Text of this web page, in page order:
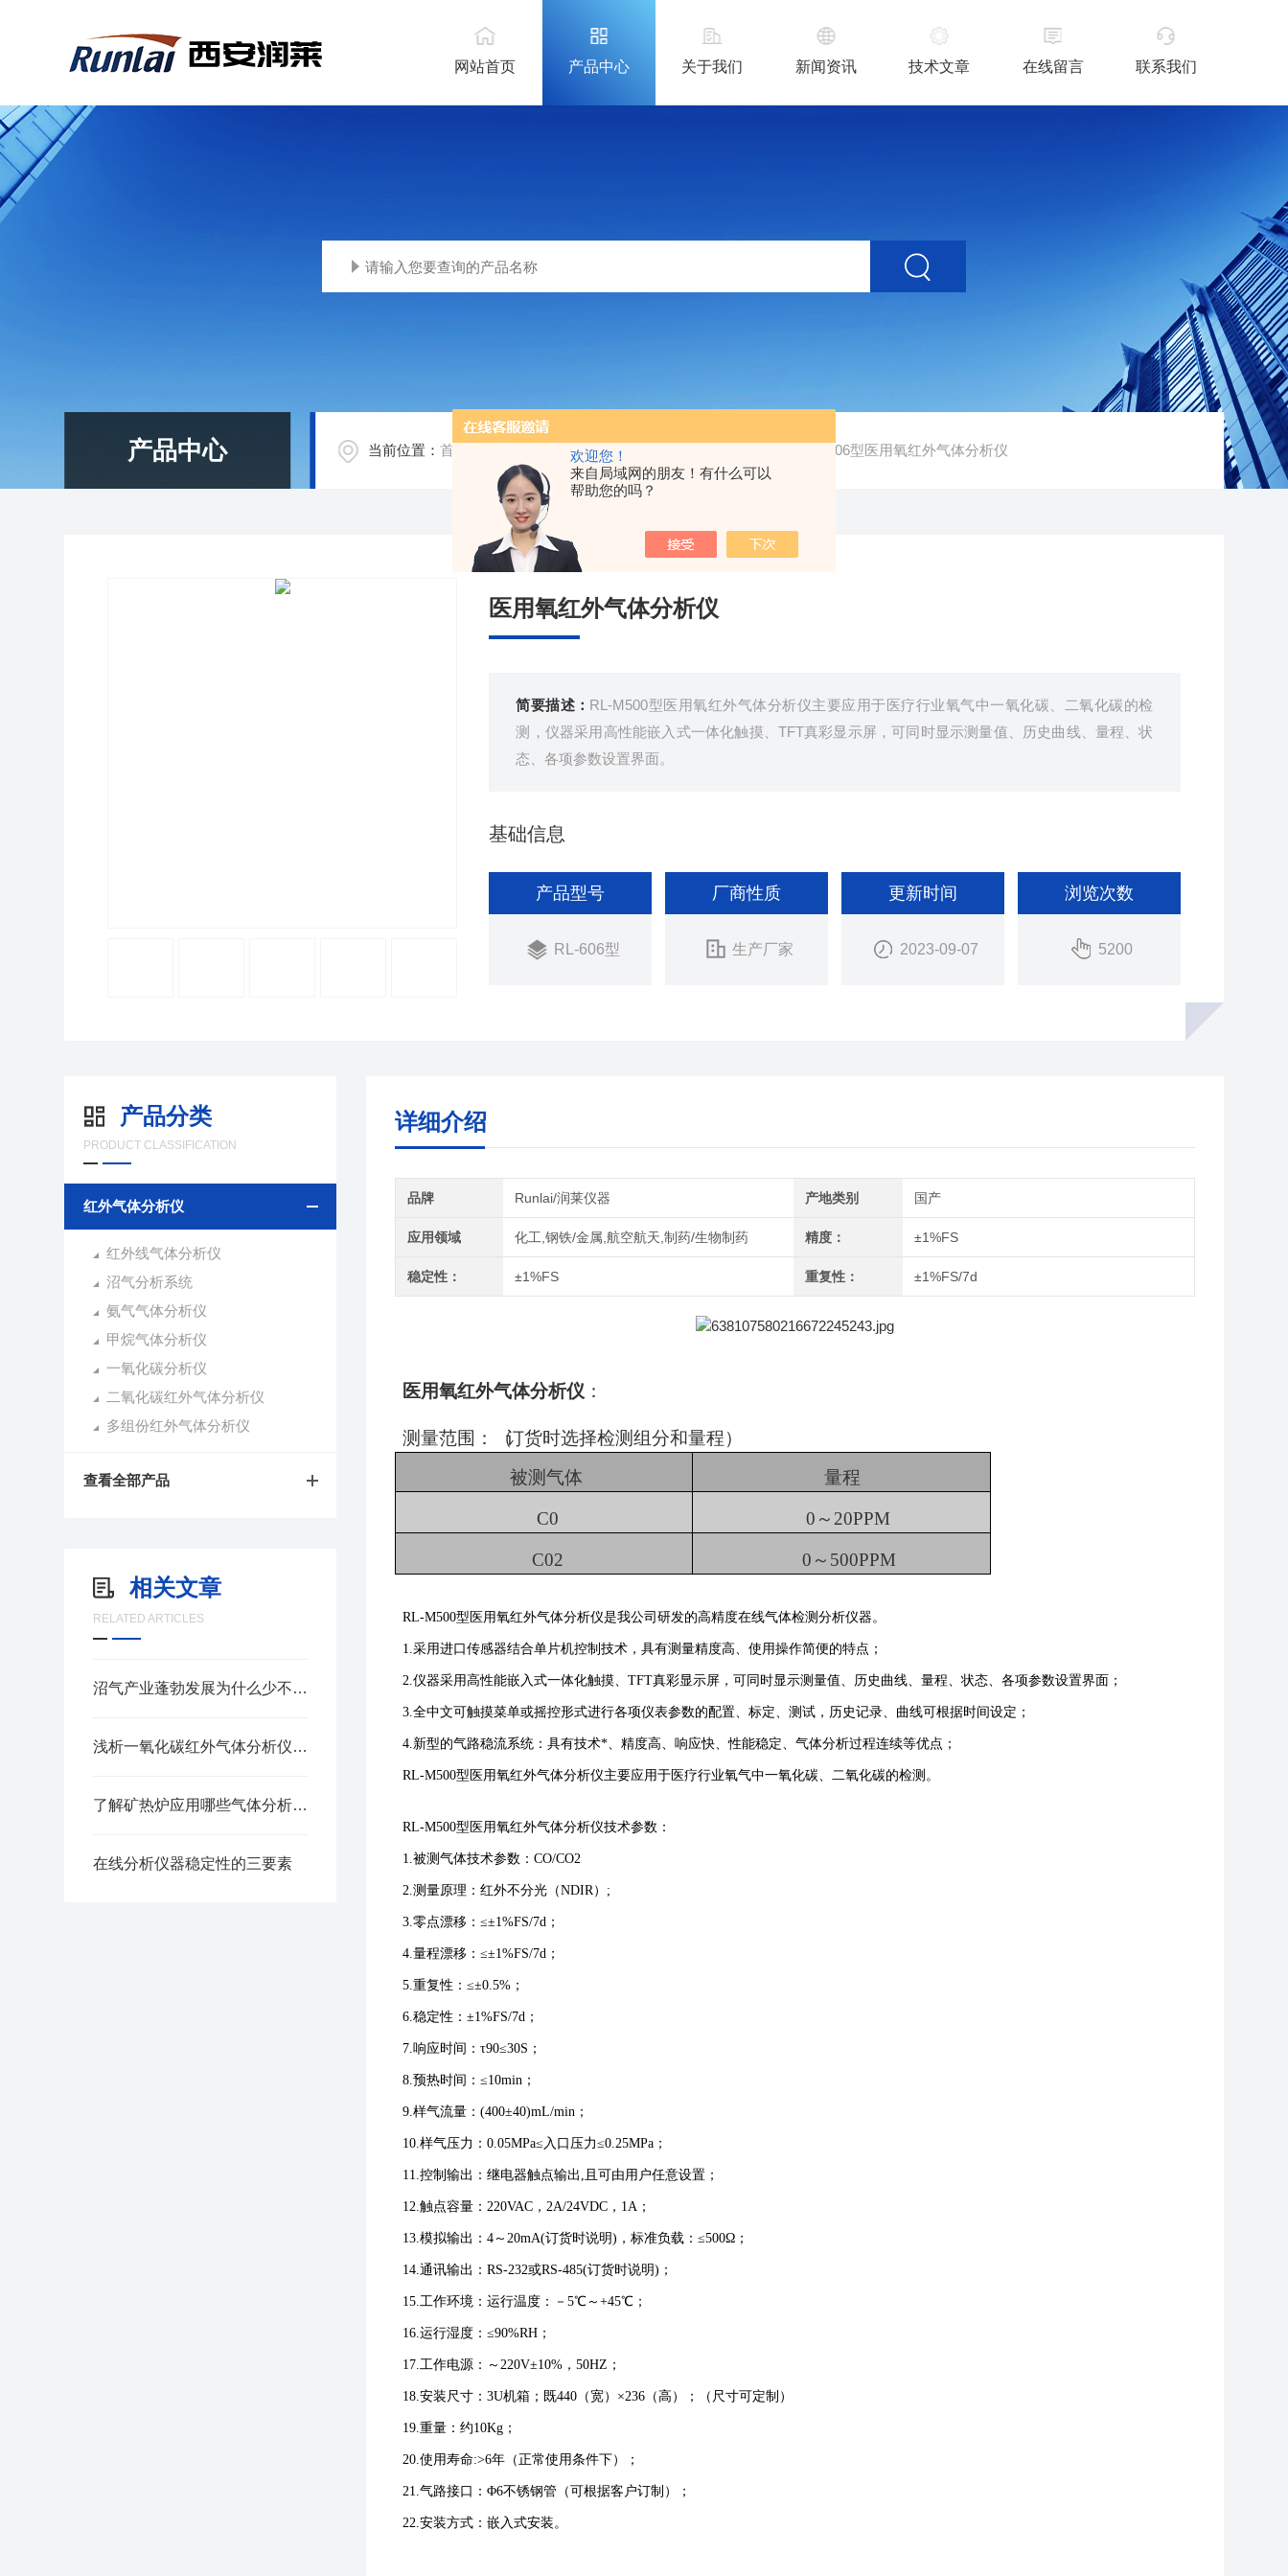
欢迎您！
来自局域网的朋友！有什么可以
帮助您的吗？
网站首页 产品中心 关于我们 新闻资讯 技术文章 在线留言 联系我们
产品中心 当前位置：首页 红外气体分析仪 / RL-606型医用氧红外气体分析仪
医用氧红外气体分析仪
简要描述： RL-M500型医用氧红外气体分析仪主要应用于医疗行业氧气中一氧化碳、二氧化碳的检
测，仪器采用高性能嵌入式一体化触摸、TFT真彩显示屏，可同时显示测量值、历史曲线、量程、状
态、各项参数设置界面。
基础信息
产品型号
RL-606型
厂商性质
生产厂家
更新时间
2023-09-07
浏览次数
5200
产品分类
PRODUCT CLASSIFICATION
红外气体分析仪
红外线气体分析仪
沼气分析系统
氨气气体分析仪
甲烷气体分析仪
一氧化碳分析仪
二氧化碳红外气体分析仪
多组份红外气体分析仪
查看全部产品
相关文章
RELATED ARTICLES
沼气产业蓬勃发展为什么少不了沼气分析？
浅析一氧化碳红外气体分析仪的原理及应用
了解矿热炉应用哪些气体分析仪器
在线分析仪器稳定性的三要素
详细介绍
品牌 Runlai/润莱仪器 产地类别 国产
应用领域 化工,钢铁/金属,航空航天,制药/生物制药 精度： ±1%FS
稳定性： ±1%FS 重复性： ±1%FS/7d
医用氧红外气体分析仪 ：
测量范围 ：
订货时选择检测组分和量程）
被测气体
量程
C0 0～20PPM
C02 0～500PPM
RL-M500型医用氧红外气体分析仪是我公司研发的高精度在线气体检测分析仪器。
1.采用进口传感器结合单片机控制技术，具有测量精度高、使用操作简便的特点；
2.仪器采用高性能嵌入式一体化触摸、TFT真彩显示屏，可同时显示测量值、历史曲线、量程、状态、各项参数设置界面；
3.全中文可触摸菜单或摇控形式进行各项仪表参数的配置、标定、测试，历史记录、曲线可根据时间设定；
4.新型的气路稳流系统：具有技术*、精度高、响应快、性能稳定、气体分析过程连续等优点；
RL-M500型医用氧红外气体分析仪主要应用于医疗行业氧气中一氧化碳、二氧化碳的检测。
RL-M500型医用氧红外气体分析仪技术参数：
1.被测气体技术参数：CO/CO2
2.测量原理：红外不分光（NDIR）;
3.零点漂移：≤±1%FS/7d；
4.量程漂移：≤±1%FS/7d；
5.重复性：≤±0.5%；
6.稳定性：±1%FS/7d；
7.响应时间：τ90≤30S；
8.预热时间：≤10min；
9.样气流量：(400±40)mL/min；
10.样气压力：0.05MPa≤入口压力≤0.25MPa；
11.控制输出：继电器触点输出,且可由用户任意设置；
12.触点容量：220VAC，2A/24VDC，1A；
13.模拟输出：4～20mA(订货时说明)，标准负载：≤500Ω；
14.通讯输出：RS-232或RS-485(订货时说明)；
15.工作环境：运行温度：－5℃～+45℃；
16.运行湿度：≤90%RH；
17.工作电源：～220V±10%，50HZ；
18.安装尺寸：3U机箱；既440（宽）×236（高）；（尺寸可定制）
19.重量：约10Kg；
20.使用寿命:>6年（正常使用条件下）；
21.气路接口：Φ6不锈钢管（可根据客户订制）；
22.安装方式：嵌入式安装。